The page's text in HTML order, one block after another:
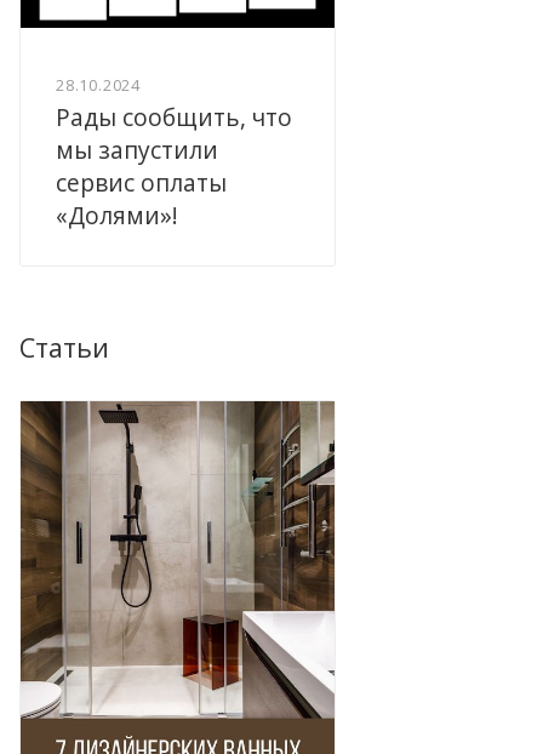
28.10.2024
Рады сообщить, что
мы запустили
сервис оплаты
«Долями»!
Статьи